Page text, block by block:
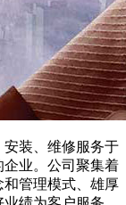
装、维修服务于
业。公司聚集着
管理模式、雄厚